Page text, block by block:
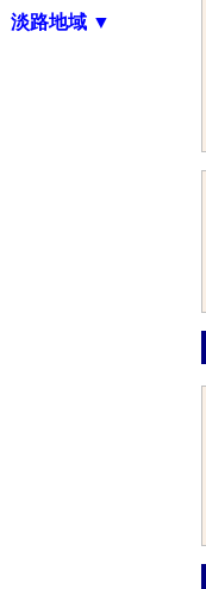
淡路地域 ▼